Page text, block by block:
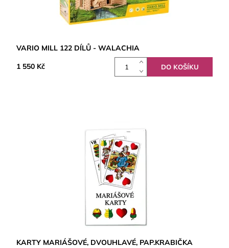
VARIO MILL 122 DÍLŮ - WALACHIA
1 550 Kč
KARTY MARIÁŠOVÉ, DVOUHLAVÉ, PAP.KRABIČKA